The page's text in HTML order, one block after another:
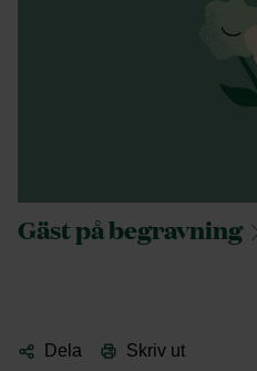
Gäst påbegravning
Dela Skriv ut